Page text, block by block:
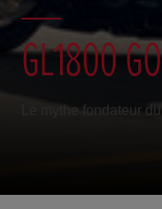
GL1800
Le mythe fondateur